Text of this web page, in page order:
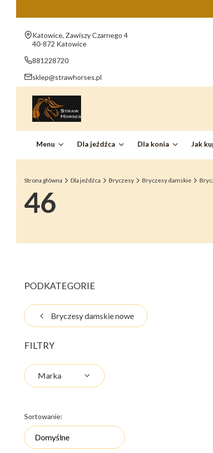
Adres:
Katowice, Zawiszy Czarnego 4
40-872 Katowice
881228720
sklep@strawhorses.pl
Menu Dla jeźdźca Dla konia Jak
Strona główna Dla jeźdźca Bryczesy Bryczesy damskie
46
PODKATEGORIE
Bryczesy damskie nowe
FILTRY
Marka
Lista produktów
Sortowanie:
Domyślne